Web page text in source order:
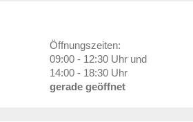
Öffnungszeiten:
09:00 - 12:30 Uhr und
14:00 - 18:30 Uhr
gerade geöffnet